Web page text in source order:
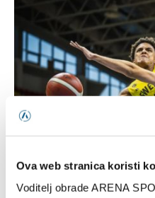
Ova web stranica koristi
Voditelj obrade ARENA
Kadetska reprezentacija BiH